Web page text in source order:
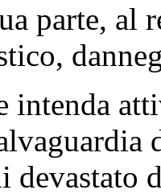
cultura»
parte, al